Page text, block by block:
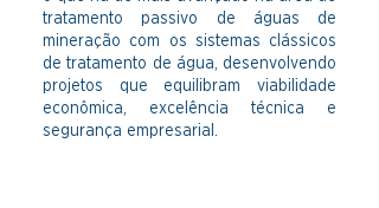
tratamento passivo de águas de
mineração com os sistemas clássicos
de tratamento de água, desenvolvendo
projetos que equilibram viabilidade
econômica, excelência técnica e
segurança empresarial.